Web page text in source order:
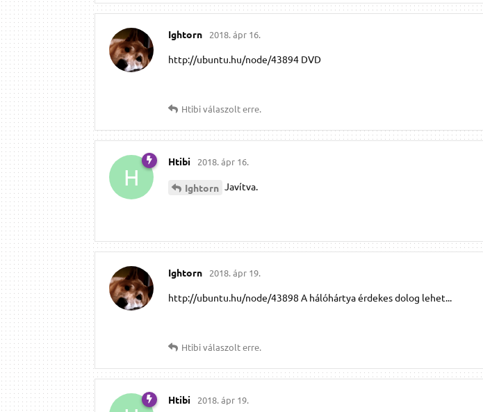
Ightorn 2018. ápr 16.
http://ubuntu.hu/node/43894 DVD
Htibiválaszolt erre.
H
Htibi 2018. ápr 16.
Ightorn Javítva.
Ightorn 2018. ápr 19.
http://ubuntu.hu/node/43898 A hálóhártya érdekes dolog lehet...
Htibiválaszolt erre.
Htibi 2018. ápr 19.